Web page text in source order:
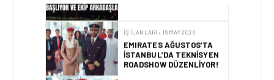
ROADSHOW DÜZENLIYOR!